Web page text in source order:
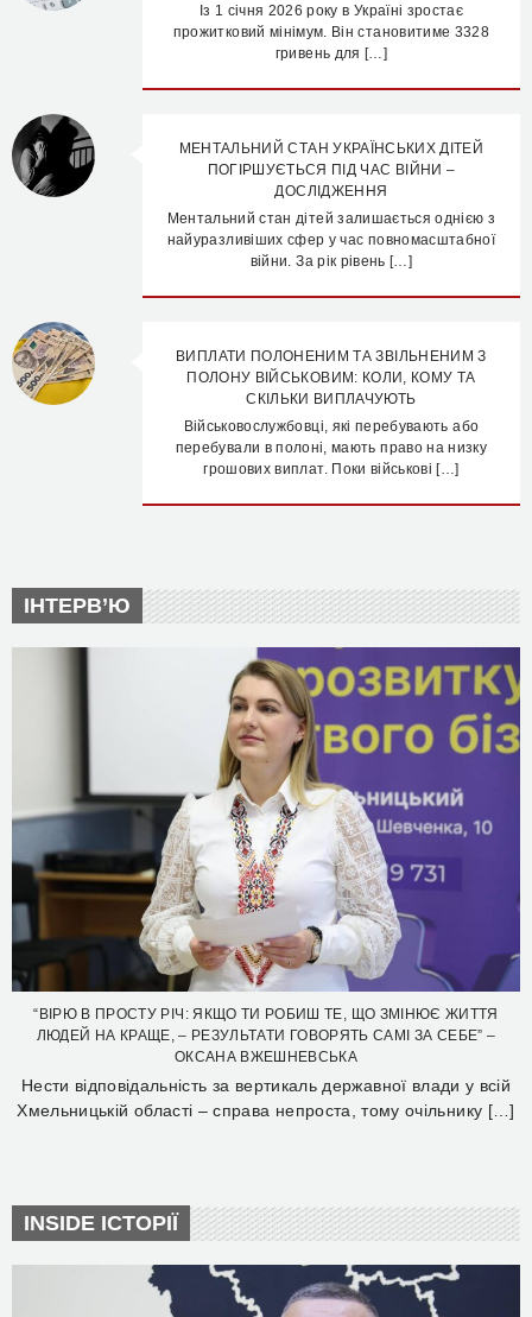
Із 1 січня 2026 року в Україні зростає
прожитковий мінімум. Він становитиме 3328
гривень для […]
МЕНТАЛЬНИЙ СТАН УКРАЇНСЬКИХ ДІТЕЙ
ПОГІРШУЄТЬСЯ ПІД ЧАС ВІЙНИ –
ДОСЛІДЖЕННЯ
Ментальний стан дітей залишається однією з
найуразливіших сфер у час повномасштабної
війни. За рік рівень […]
ВИПЛАТИ ПОЛОНЕНИМ ТА ЗВІЛЬНЕНИМ З
ПОЛОНУ ВІЙСЬКОВИМ: КОЛИ, КОМУ ТА
СКІЛЬКИ ВИПЛАЧУЮТЬ
Військовослужбовці, які перебувають або
перебували в полоні, мають право на низку
грошових виплат. Поки військові […]
ІНТЕРВ’Ю
“ВІРЮ В ПРОСТУ РІЧ: ЯКЩО ТИ РОБИШ ТЕ, ЩО ЗМІНЮЄ ЖИТТЯ
ЛЮДЕЙ НА КРАЩЕ, – РЕЗУЛЬТАТИ ГОВОРЯТЬ САМІ ЗА СЕБЕ” –
ОКСАНА ВЖЕШНЕВСЬКА
Нести відповідальність за вертикаль державної влади у всій
Хмельницькій області – справа непроста, тому очільнику […]
INSIDE ІСТОРІЇ